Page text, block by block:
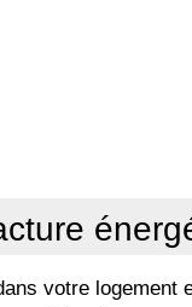
votre logement